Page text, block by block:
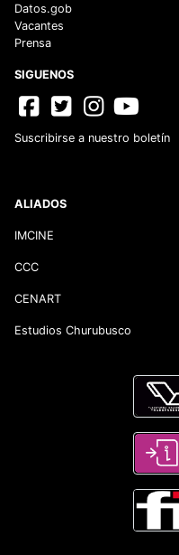
Datos.gob
Vacantes
Prensa
SIGUENOS
Suscribirse a nuestro boletín
ALIADOS
IMCINE
CCC
CENART
Estudios Churubusco